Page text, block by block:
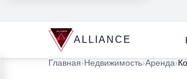
ALLIANCE
Главная›Недвижимость›Аренда›